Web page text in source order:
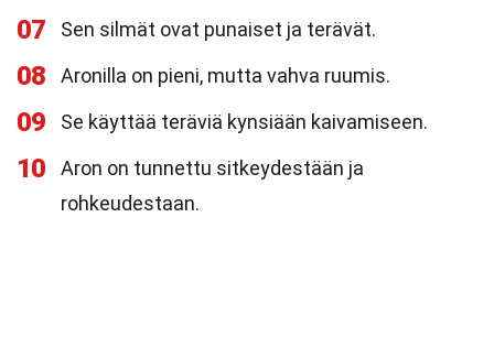
07 Sen silmät ovat punaiset ja terävät.
08 Aronilla on pieni, mutta vahva ruumis.
09 Se käyttää teräviä kynsiään kaivamiseen.
10
Aron on tunnettu sitkeydestään ja
rohkeudestaan.